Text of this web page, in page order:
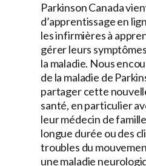
Parkinson Canada
d’apprentissage en
les infirmières à
gérer leurs
la maladie. Nous
de la maladie de
partager cette
santé, en particulier
leur médecin de
longue durée ou des
troubles du
une maladie